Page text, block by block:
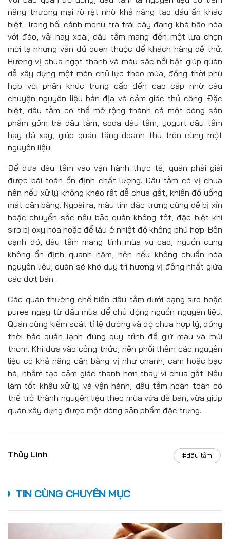
năng thương mại rõ rệt nhờ khả năng tạo dấu ấn khác
biệt. Trong bối cảnh menu trà trái cây đang khá bão hòa
với đào, vải hay xoài, dâu tằm mang đến một lựa chọn
mới lạ nhưng vẫn đủ quen thuộc để khách hàng dễ thử.
Hương vị chua ngọt thanh và màu sắc nổi bật giúp quán
dễ xây dựng một món chủ lực theo mùa, đồng thời phù
hợp với phân khúc trung cấp đến cao cấp nhờ câu
chuyện nguyên liệu bản địa và cảm giác thủ công. Đặc
biệt, dâu tằm có thể mở rộng thành cả một dòng sản
phẩm gồm trà dâu tằm, soda dâu tằm, yogurt dâu tằm
hay đá xay, giúp quán tăng doanh thu trên cùng một
nguyên liệu.
Để đưa dâu tằm vào vận hành thực tế, quán phải giải
được bài toán ổn định chất lượng. Dâu tằm có vị chua
nên nếu xử lý không khéo rất dễ chua gắt, khiến đồ uống
mất cân bằng. Ngoài ra, màu tím đặc trưng cũng dễ bị xỉn
hoặc chuyển sắc nếu bảo quản không tốt, đặc biệt khi
siro bị oxy hóa hoặc để lâu ở nhiệt độ không phù hợp. Bên
cạnh đó, dâu tằm mang tính mùa vụ cao, nguồn cung
không ổn định quanh năm, nên nếu không chuẩn hóa
nguyên liệu, quán sẽ khó duy trì hương vị đồng nhất giữa
các đợt bán.
Các quán thường chế biến dâu tằm dưới dạng siro hoặc
puree ngay từ đầu mùa để chủ động nguồn nguyên liệu.
Quán cũng kiểm soát tỉ lệ đường và độ chua hợp lý, đồng
thời bảo quản lạnh đúng quy trình để giữ màu và mùi
thơm. Khi đưa vào công thức, nên phối thêm các nguyên
liệu có khả năng cân bằng vị như chanh, cam hoặc bạc
hà, nhằm tạo cảm giác thanh hơn thay vì chua gắt. Nếu
làm tốt khâu xử lý và vận hành, dâu tằm hoàn toàn có
thể trở thành nguyên liệu theo mùa vừa dễ bán, vừa giúp
quán xây dựng được một dòng sản phẩm đặc trưng.
Thủy Linh #dâu tằm
TIN CÙNG CHUYÊN MỤC